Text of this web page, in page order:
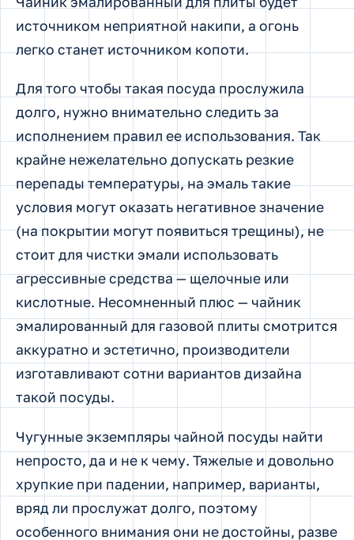
источником неприятной накипи, а огонь
легко станет источником копоти.
Для того чтобы такая посуда прослужила
долго, нужно внимательно следить за
исполнением правил ее использования. Так
крайне нежелательно допускать резкие
перепады температуры, на эмаль такие
условия могут оказать негативное значение
(на покрытии могут появиться трещины), не
стоит для чистки эмали использовать
агрессивные средства — щелочные или
кислотные. Несомненный плюс — чайник
эмалированный для газовой плиты смотрится
аккуратно и эстетично, производители
изготавливают сотни вариантов дизайна
такой посуды.
Чугунные экземпляры чайной посуды найти
непросто, да и не к чему. Тяжелые и довольно
хрупкие при падении, например, варианты,
вряд ли прослужат долго, поэтому
особенного внимания они не достойны, разве